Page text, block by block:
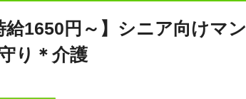
給1650円～】シニア向けマ
り＊介護